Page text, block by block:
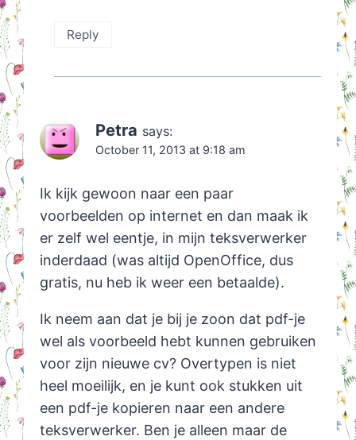
Reply
Petra says:
October 11, 2013 at 9:18 am
Ik kijk gewoon naar een paar
voorbeelden op internet en dan maak ik
er zelf wel eentje, in mijn teksverwerker
inderdaad (was altijd OpenOffice, dus
gratis, nu heb ik weer een betaalde).
Ik neem aan dat je bij je zoon dat pdf-je
wel als voorbeeld hebt kunnen gebruiken
voor zijn nieuwe cv? Overtypen is niet
heel moeilijk, en je kunt ook stukken uit
een pdf-je kopieren naar een andere
teksverwerker. Ben je alleen maar de